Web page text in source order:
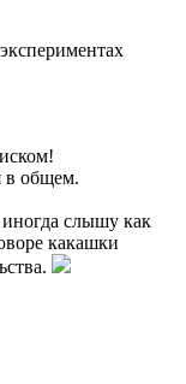
в общем.
слышу как
какашки